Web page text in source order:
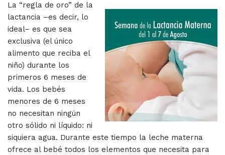
La “regla de oro” de la
lactancia –es decir, lo
ideal– es que sea
exclusiva (el único
alimento que reciba el
niño) durante los
primeros 6 meses de
vida. Los bebés
menores de 6 meses
no necesitan ningún
otro sólido ni líquido: ni
siquiera agua. Durante este tiempo la leche materna
ofrece al bebé todos los elementos que necesita para